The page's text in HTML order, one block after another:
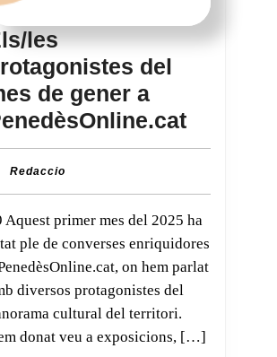
les
del
de gener a
Els/les
mes
de
gener
Redaccio
ple de converses enriquidores
on hem parlat
diversos protagonistes del
cultural del territori.
donat veu a exposicions, […]